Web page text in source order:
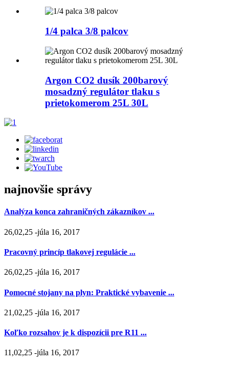
1/4 palca 3/8 palcov
Argon CO2 dusík 200barový
mosadzný regulátor tlaku s
prietokomerom 25L 30L
najnovšie správy
Analýza konca zahraničných zákazníkov ...
26,02,25 -júla 16, 2017
Pracovný princíp tlakovej regulácie ...
26,02,25 -júla 16, 2017
Pomocné stojany na plyn: Praktické vybavenie ...
21,02,25 -júla 16, 2017
Koľko rozsahov je k dispozícii pre R11 ...
11,02,25 -júla 16, 2017